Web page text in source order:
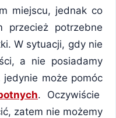
miejscu, jednak co
potrzebne
W sytuacji, gdy nie
a nie posiadamy
jedynie może pomóc
. Oczywiście
zatem nie możemy